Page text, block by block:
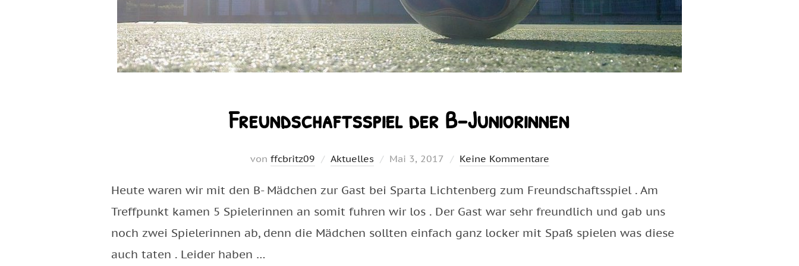
Freundschaftsspiel der B-Juniorinnen
von ffcbritz09 Aktuelles
Veröffentlicht
Mai 3, 2017 Keine Kommentare
Heute waren wir mit den B- Mädchen zur Gast bei Sparta Lichtenberg zum Freundschaftsspiel . Am
Treffpunkt kamen 5 Spielerinnen an somit fuhren wir los . Der Gast war sehr freundlich und gab uns
noch zwei Spielerinnen ab, denn die Mädchen sollten einfach ganz locker mit Spaß spielen was diese
auch taten . Leider haben …